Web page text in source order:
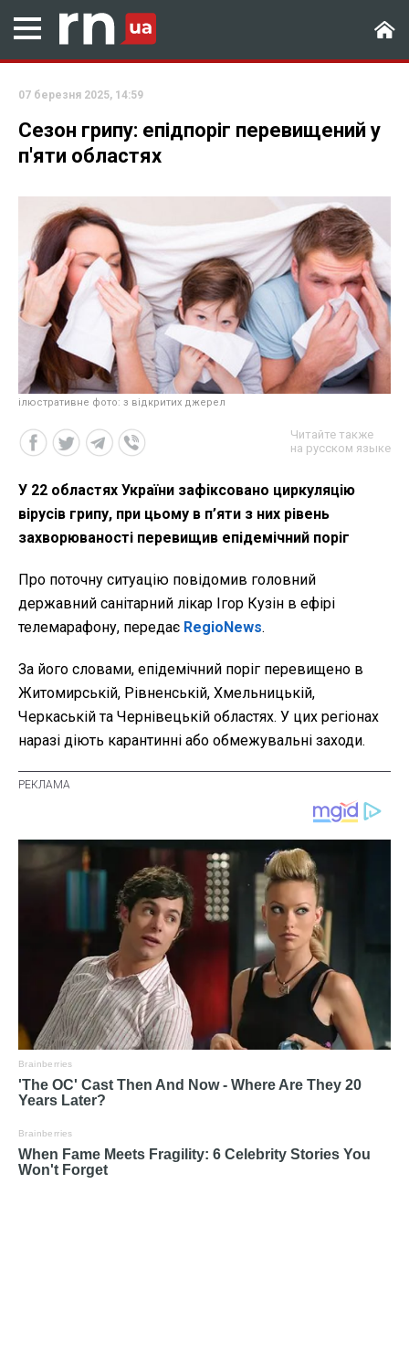
07 березня 2025, 14:59
Сезон грипу: епідпоріг перевищений у
п'яти областях
ілюстративне фото: з відкритих джерел
Читайте также
на русском языке
У 22 областях України зафіксовано циркуляцію
вірусів грипу, при цьому в п’яти з них рівень
захворюваності перевищив епідемічний поріг
Про поточну ситуацію повідомив головний
державний санітарний лікар Ігор Кузін в ефірі
телемарафону, передає RegioNews.
За його словами, епідемічний поріг перевищено в
Житомирській, Рівненській, Хмельницькій,
Черкаській та Чернівецькій областях. У цих регіонах
наразі діють карантинні або обмежувальні заходи.